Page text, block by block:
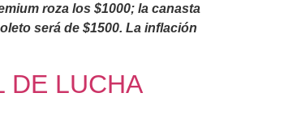
roza los $1000; la canasta
será de $1500. La inflación
DE LUCHA